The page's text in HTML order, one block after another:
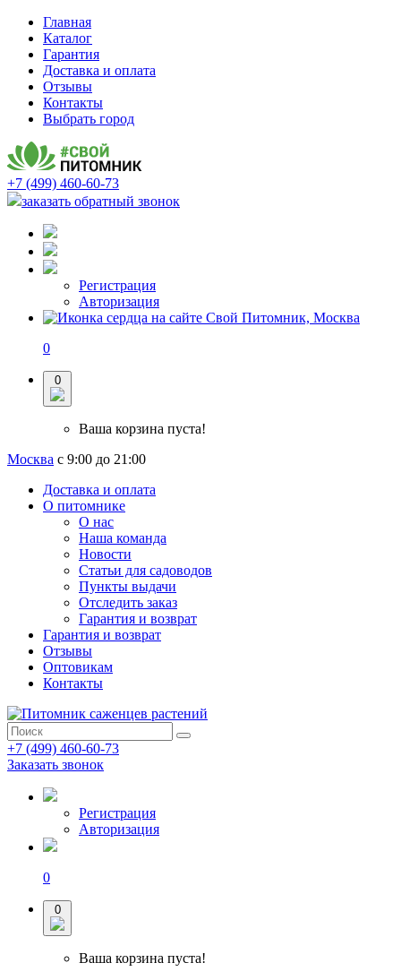
Главная
Каталог
Гарантия
Доставка и оплата
Отзывы
Контакты
Выбрать город
+7 (499) 460-60-73
заказать обратный звонок
Регистрация
Авторизация
0
0
Ваша корзина пуста!
Москва с 9:00 до 21:00
Доставка и оплата
О питомнике
О нас
Наша команда
Новости
Статьи для садоводов
Пункты выдачи
Отследить заказ
Гарантия и возврат
Гарантия и возврат
Отзывы
Оптовикам
Контакты
+7 (499) 460-60-73
Заказать звонок
Регистрация
Авторизация
0
0
Ваша корзина пуста!